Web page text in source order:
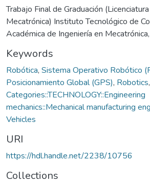
Trabajo Final de Graduación
Mecatrónica) Instituto Tecnológico de
Académica de Ingeniería en
Keywords
Robótica, Sistema Operativo Robótico
Posicionamiento Global (GPS), Robotics,
Categories::TECHNOLOGY::Engineering
mechanics::Mechanical manufacturing
Vehicles
URI
https://hdl.handle.net/2238/10756
Collections